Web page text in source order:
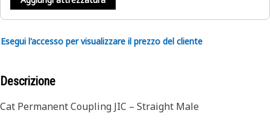
Esegui l'accesso per visualizzare il prezzo del cliente
Descrizione
Cat Permanent Coupling JIC – Straight Male